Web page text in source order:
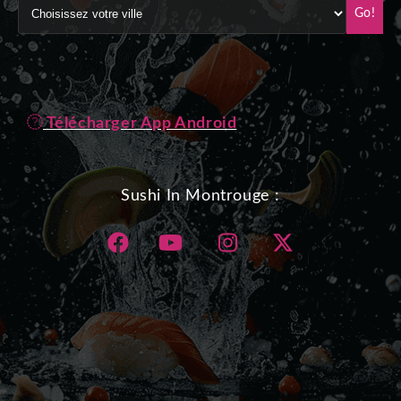
Go!
Télécharger App Android
Sushi In Montrouge :